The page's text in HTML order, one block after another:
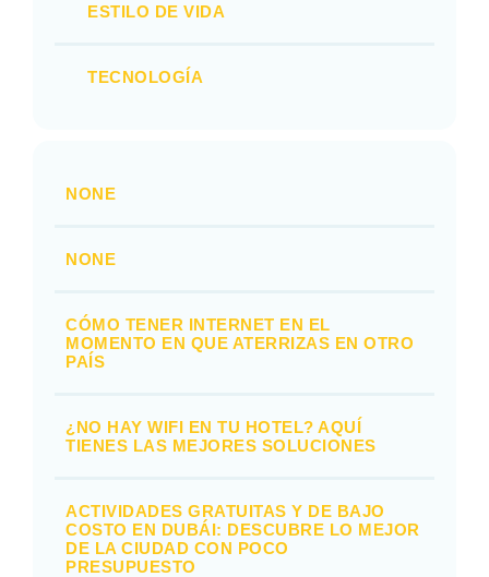
ESTILO DE VIDA
TECNOLOGÍA
NONE
NONE
CÓMO TENER INTERNET EN EL
MOMENTO EN QUE ATERRIZAS EN OTRO
PAÍS
¿NO HAY WIFI EN TU HOTEL? AQUÍ
TIENES LAS MEJORES SOLUCIONES
ACTIVIDADES GRATUITAS Y DE BAJO
COSTO EN DUBÁI: DESCUBRE LO MEJOR
DE LA CIUDAD CON POCO
PRESUPUESTO